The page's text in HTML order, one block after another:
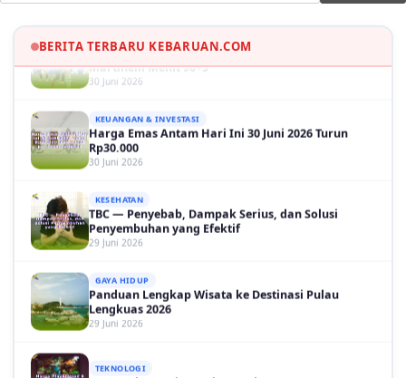
BERITA TERBARU KEBARUAN.COM
Martinelli Menit 90+5
30 Juni 2026
Rp30.000
30 Juni 2026
Penyembuhan yang Efektif
29 Juni 2026
Lengkuas 2026
29 Juni 2026
Harga PlayStation 6 Bisa Tembus Rp17,8 Juta
29 Juni 2026